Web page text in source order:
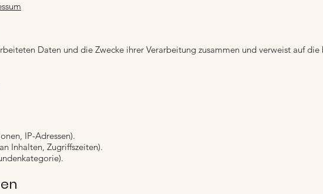
Daten und die Zwecke ihrer Verarbeitung zusammen und verweist auf die
IP-Adressen).
Inhalten, Zugriffszeiten).